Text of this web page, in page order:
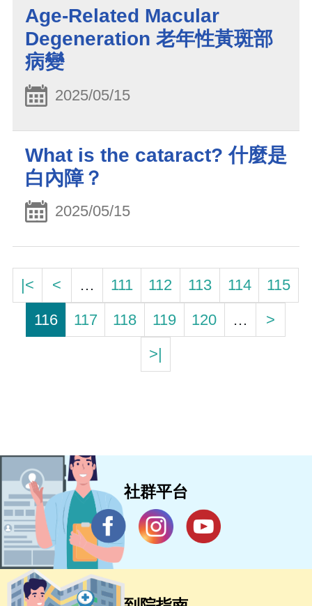
Age-Related Macular
Degeneration 老年性黃斑部
病變
2025/05/15
What is the cataract? 什麼是
白內障？
2025/05/15
|< < … 111 112 113 114
115
116
117 118 119 120 …
>
>|
社群平台